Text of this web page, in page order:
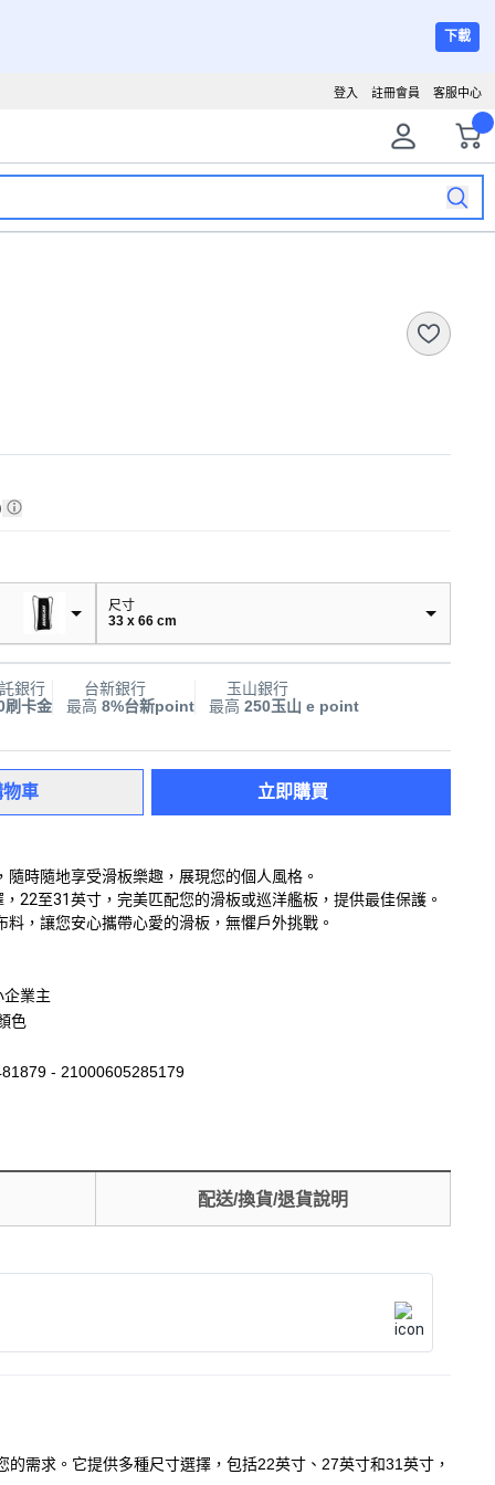
下載
客服中心
註冊會員
登入
尺寸
33 x 66 cm
銀行
刷卡金
台新銀行
最高 8%台新point
玉山銀行
最高 250玉山 e point
車 立即購買
時隨地享受滑板樂趣，展現您的個人風格。
22至31英寸，完美匹配您的滑板或巡洋艦板，提供最佳保護。
，讓您安心攜帶心愛的滑板，無懼戶外挑戰。
企業主
色
- 21000605285179
配送/換貨/退貨說明
需求。它提供多種尺寸選擇，包括22英寸、27英寸和31英寸，